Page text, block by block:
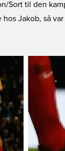
Sort til den
Jakob, så